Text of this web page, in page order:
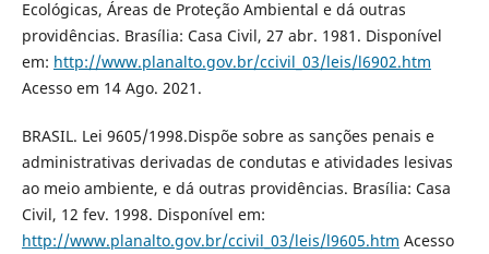
Ecológicas, Áreas de Proteção Ambiental e dá outras
providências. Brasília: Casa Civil, 27 abr. 1981. Disponível
em: http://www.planalto.gov.br/ccivil_03/leis/l6902.htm
Acesso em 14 Ago. 2021.
BRASIL. Lei 9605/1998.Dispõe sobre as sanções penais e
administrativas derivadas de condutas e atividades lesivas
ao meio ambiente, e dá outras providências. Brasília: Casa
Civil, 12 fev. 1998. Disponível em:
http://www.planalto.gov.br/ccivil_03/leis/l9605.htm Acesso